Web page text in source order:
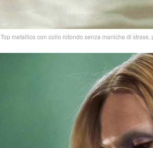
Top metallico con collo rotondo senza maniche di